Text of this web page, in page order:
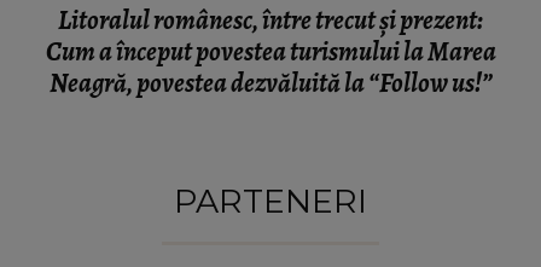
Litoralul românesc, între trecut și prezent:
Cum a început povestea turismului la Marea
Neagră, povestea dezvăluită la “Follow us!”
PARTENERI